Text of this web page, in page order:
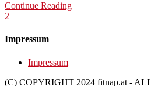
Continue Reading
2
Impressum
Impressum
(C) COPYRIGHT 2024 fitnap.at -